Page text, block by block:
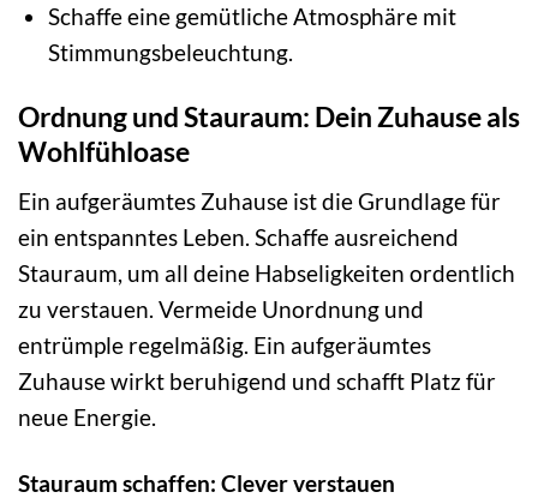
Schaffe eine gemütliche Atmosphäre mit
Stimmungsbeleuchtung.
Ordnung und Stauraum: Dein Zuhause als
Wohlfühloase
Ein aufgeräumtes Zuhause ist die Grundlage für
ein entspanntes Leben. Schaffe ausreichend
Stauraum, um all deine Habseligkeiten ordentlich
zu verstauen. Vermeide Unordnung und
entrümple regelmäßig. Ein aufgeräumtes
Zuhause wirkt beruhigend und schafft Platz für
neue Energie.
Stauraum schaffen: Clever verstauen